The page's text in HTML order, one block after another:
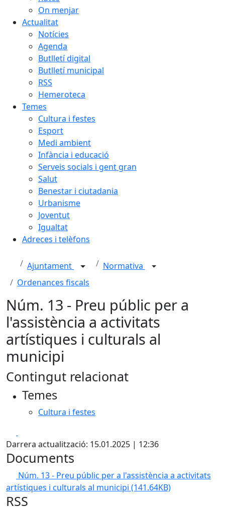
On menjar
Actualitat
Notícies
Agenda
Butlletí digital
Butlletí municipal
RSS
Hemeroteca
Temes
Cultura i festes
Esport
Medi ambient
Infància i educació
Serveis socials i gent gran
Salut
Benestar i ciutadania
Urbanisme
Joventut
Igualtat
Adreces i telèfons
Ajuntament
Normativa
Ordenances fiscals
Núm. 13 - Preu públic per a
l'assistència a activitats
artístiques i culturals al
municipi
Contingut relacionat
Temes
Cultura i festes
Darrera actualització: 15.01.2025 | 12:36
Documents
Núm. 13 - Preu públic per a l'assistència a activitats
artístiques i culturals al municipi (141.64KB)
RSS